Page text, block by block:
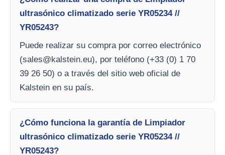
ultrasónico climatizado serie YR05234 //
YR05243?
Puede realizar su compra por correo electrónico
(sales@kalstein.eu), por teléfono (+33 (0) 1 70
39 26 50) o a través del sitio web oficial de
Kalstein en su país.
¿Cómo funciona la garantía de Limpiador
ultrasónico climatizado serie YR05234 //
YR05243?